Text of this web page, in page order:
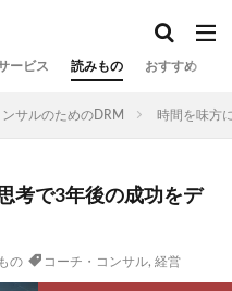
ービス 読みもの おすすめ
サルのためのDRM 時間を味方
考で3年後の成功をデ
の コーチ・コンサル, 経営